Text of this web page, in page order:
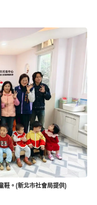
鞋。(新北市社會局提供)